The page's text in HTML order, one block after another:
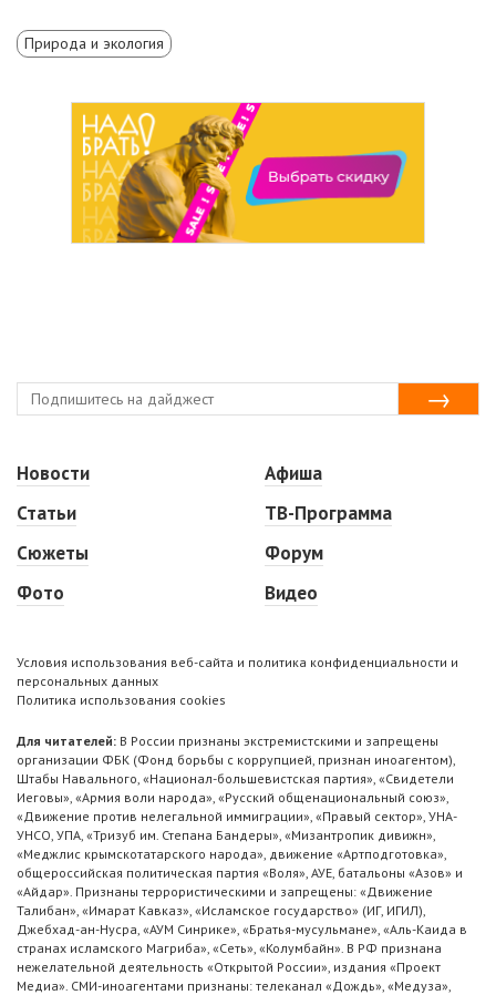
Природа и экология
Новости
Статьи
Сюжеты
Фото
Афиша
ТВ-Программа
Форум
Видео
Условия использования веб-сайта и политика конфиденциальности и
персональных данных
Политика использования cookies
Для читателей: В России признаны экстремистскими и запрещены
организации ФБК (Фонд борьбы с коррупцией, признан иноагентом),
Штабы Навального, «Национал-большевистская партия», «Свидетели
Иеговы», «Армия воли народа», «Русский общенациональный союз»,
«Движение против нелегальной иммиграции», «Правый сектор», УНА-
УНСО, УПА, «Тризуб им. Степана Бандеры», «Мизантропик дивижн»,
«Меджлис крымскотатарского народа», движение «Артподготовка»,
общероссийская политическая партия «Воля», АУЕ, батальоны «Азов» и
«Айдар». Признаны террористическими и запрещены: «Движение
Талибан», «Имарат Кавказ», «Исламское государство» (ИГ, ИГИЛ),
Джебхад-ан-Нусра, «АУМ Синрике», «Братья-мусульмане», «Аль-Каида в
странах исламского Магриба», «Сеть», «Колумбайн». В РФ признана
нежелательной деятельность «Открытой России», издания «Проект
Медиа». СМИ-иноагентами признаны: телеканал «Дождь», «Медуза»,